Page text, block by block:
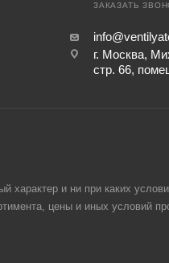
ЗАКАЗАТЬ
г. Москва,
cтр. 66,
характер и ни при каких
цены и иных условий